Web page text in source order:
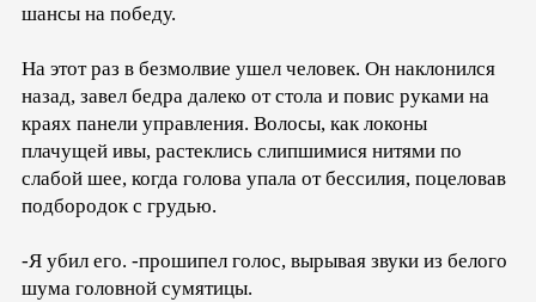
шансы на победу.
На этот раз в безмолвие ушел человек. Он наклонился
назад, завел бедра далеко от стола и повис руками на
краях панели управления. Волосы, как локоны
плачущей ивы, растеклись слипшимися нитями по
слабой шее, когда голова упала от бессилия, поцеловав
подбородок с грудью.
-Я убил его. -прошипел голос, вырывая звуки из белого
шума головной сумятицы.